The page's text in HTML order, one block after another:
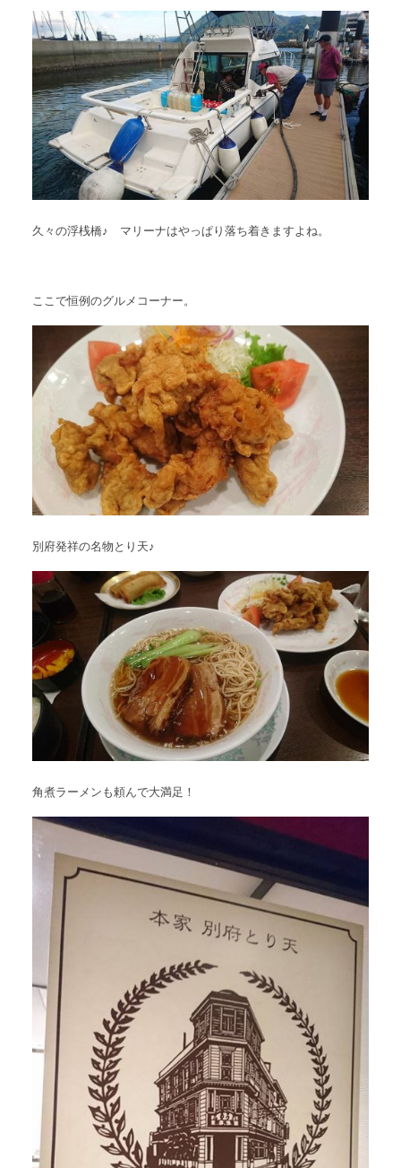
久々の浮桟橋♪ マリーナはやっぱり落ち着きますよね。
ここで恒例のグルメコーナー。
別府発祥の名物とり天♪
角煮ラーメンも頼んで大満足！